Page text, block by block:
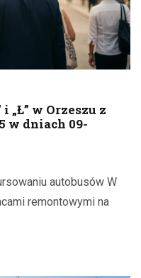
w Orzeszu z
w dniach 09-
autobusów W
remontowymi na